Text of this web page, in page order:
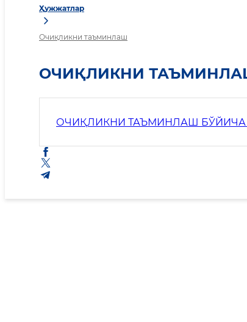
Ҳужжатлар
Очиқликни таъминлаш
ОЧИҚЛИКНИ
ОЧИҚЛИКНИ ТАЪМИНЛАШ БЎЙИЧА